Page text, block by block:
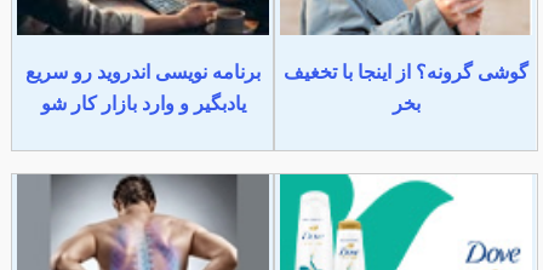
گوشی گرونه؟ از اینجا با تخغیف
بخر
برنامه نویسی اندروید رو سریع
یادبگیر و وارد بازار کار شو